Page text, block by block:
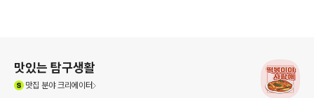
맛있는 탐구생활
맛집 분야 크리에이터